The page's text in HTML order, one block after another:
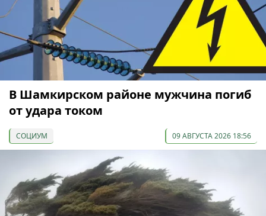
В Шамкирском районе мужчина погиб
от удара током
СОЦИУМ 09 АВГУСТА 2026 18:56